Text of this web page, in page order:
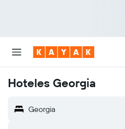
Hoteles Georgia
Georgia